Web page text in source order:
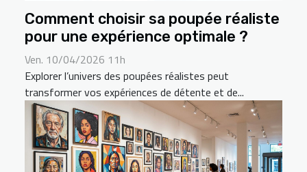
Comment choisir sa poupée réaliste
pour une expérience optimale ?
Ven. 10/04/2026 11h
Explorer l’univers des poupées réalistes peut
transformer vos expériences de détente et de...